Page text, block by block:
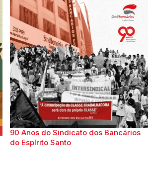
90 Anos do Sindicato dos Bancários
do Espírito Santo